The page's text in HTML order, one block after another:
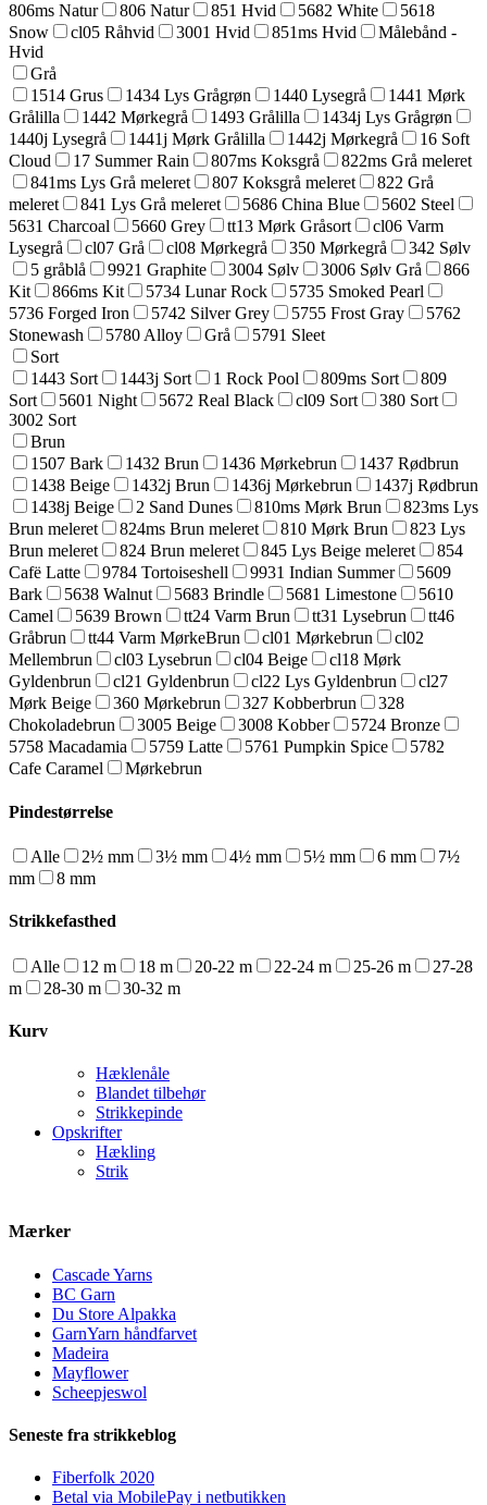
806ms Natur
806 Natur 851 Hvid 5682 White
5618
Snow
cl05 Råhvid 3001 Hvid 851ms Hvid
Målebånd -
Hvid
Grå
1514 Grus
1434 Lys Grågrøn 1440 Lysegrå
1441 Mørk
Grålilla
1442 Mørkegrå 1493 Grålilla
1434j Lys Grågrøn
1440j Lysegrå
1441j Mørk Grålilla 1442j Mørkegrå
16 Soft
Cloud
17 Summer Rain 807ms Koksgrå
822ms Grå meleret
841ms Lys Grå meleret
807 Koksgrå meleret
822 Grå
meleret
841 Lys Grå meleret 5686 China Blue
5602 Steel
5631 Charcoal
5660 Grey tt13 Mørk Gråsort
cl06 Varm
Lysegrå
cl07 Grå cl08 Mørkegrå 350 Mørkegrå
342 Sølv
5 gråblå
9921 Graphite 3004 Sølv 3006 Sølv Grå
866
Kit
866ms Kit 5734 Lunar Rock
5735 Smoked Pearl
5736 Forged Iron
5742 Silver Grey 5755 Frost Gray
5762
Stonewash
5780 Alloy Grå
5791 Sleet
Sort
1443 Sort
1443j Sort 1 Rock Pool 809ms Sort
809
Sort
5601 Night 5672 Real Black cl09 Sort
380 Sort
3002 Sort
Brun
1507 Bark
1432 Brun 1436 Mørkebrun
1437 Rødbrun
1438 Beige
1432j Brun 1436j Mørkebrun
1437j Rødbrun
1438j Beige
2 Sand Dunes 810ms Mørk Brun
823ms Lys
Brun meleret
824ms Brun meleret 810 Mørk Brun
823 Lys
Brun meleret
824 Brun meleret 845 Lys Beige meleret
854
Cafë Latte
9784 Tortoiseshell 9931 Indian Summer
5609
Bark
5638 Walnut 5683 Brindle 5681 Limestone
5610
Camel
5639 Brown tt24 Varm Brun tt31 Lysebrun
tt46
Gråbrun
tt44 Varm MørkeBrun cl01 Mørkebrun
cl02
Mellembrun
cl03 Lysebrun cl04 Beige
cl18 Mørk
Gyldenbrun
cl21 Gyldenbrun cl22 Lys Gyldenbrun
cl27
Mørk Beige
360 Mørkebrun 327 Kobberbrun
328
Chokoladebrun
3005 Beige 3008 Kobber
5724 Bronze
5758 Macadamia
5759 Latte 5761 Pumpkin Spice
5782
Cafe Caramel
Mørkebrun
Pindestørrelse
Alle 2½ mm 3½ mm 4½ mm 5½ mm 6 mm
7½
mm
8 mm
Strikkefasthed
Alle 12 m 18 m 20-22 m 22-24 m 25-26 m
27-28
m
28-30 m 30-32 m
Kurv
Hæklenåle
Blandet tilbehør
Strikkepinde
Opskrifter
Hækling
Strik
Mærker
Cascade Yarns
BC Garn
Du Store Alpakka
GarnYarn håndfarvet
Madeira
Mayflower
Scheepjeswol
Seneste fra strikkeblog
Fiberfolk 2020
Betal via MobilePay i netbutikken